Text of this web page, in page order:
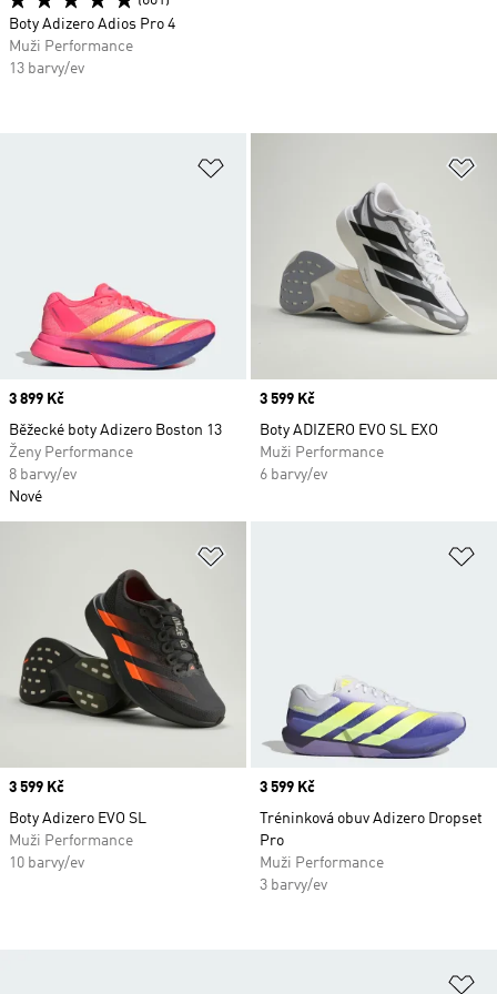
Price
3 899 Kč
Běžecké boty Adizero Boston 13
Ženy Performance
8 barvy/ev
Nové
Price
3 599 Kč
Boty ADIZERO EVO SL EXO
Muži Performance
6 barvy/ev
Price
3 599 Kč
Boty Adizero EVO SL
Muži Performance
10 barvy/ev
Price
3 599 Kč
Tréninková obuv Adizero Dropset
Pro
Muži Performance
3 barvy/ev
Boty Adizero Adios Pro 4
Muži Performance
13 barvy/ev